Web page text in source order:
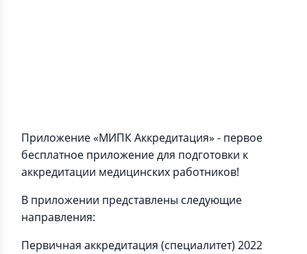
Приложение «МИПК Аккредитация» - первое
бесплатное приложение для подготовки к
аккредитации медицинских работников!
В приложении представлены следующие
направления:
Первичная аккредитация (специалитет) 2022